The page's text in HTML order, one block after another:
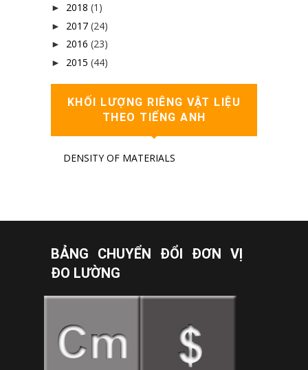
► 2018 (1)
► 2017 (24)
► 2016 (23)
► 2015 (44)
KHỐI LƯỢNG RIÊNG VẬT LIỆU
THEO TIẾNG ANH
DENSITY OF MATERIALS
BẢNG CHUYỂN ĐỔI ĐƠN VỊ
ĐO LƯỜNG